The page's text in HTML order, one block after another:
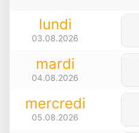
lundi
03.08.2026
mardi
04.08.2026
mercredi
05.08.2026